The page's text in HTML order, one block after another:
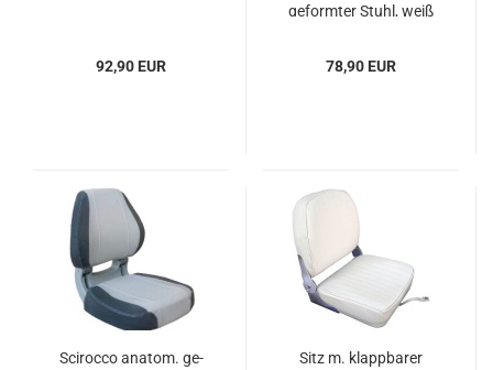
92,90 EUR
ge­form­ter Stuhl, weiß
78,90 EUR
Sci­roc­co ana­tom. ge­
Sitz m. klapp­ba­rer